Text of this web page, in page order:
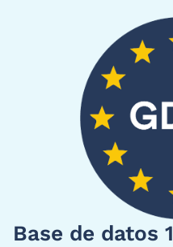
Base de datos